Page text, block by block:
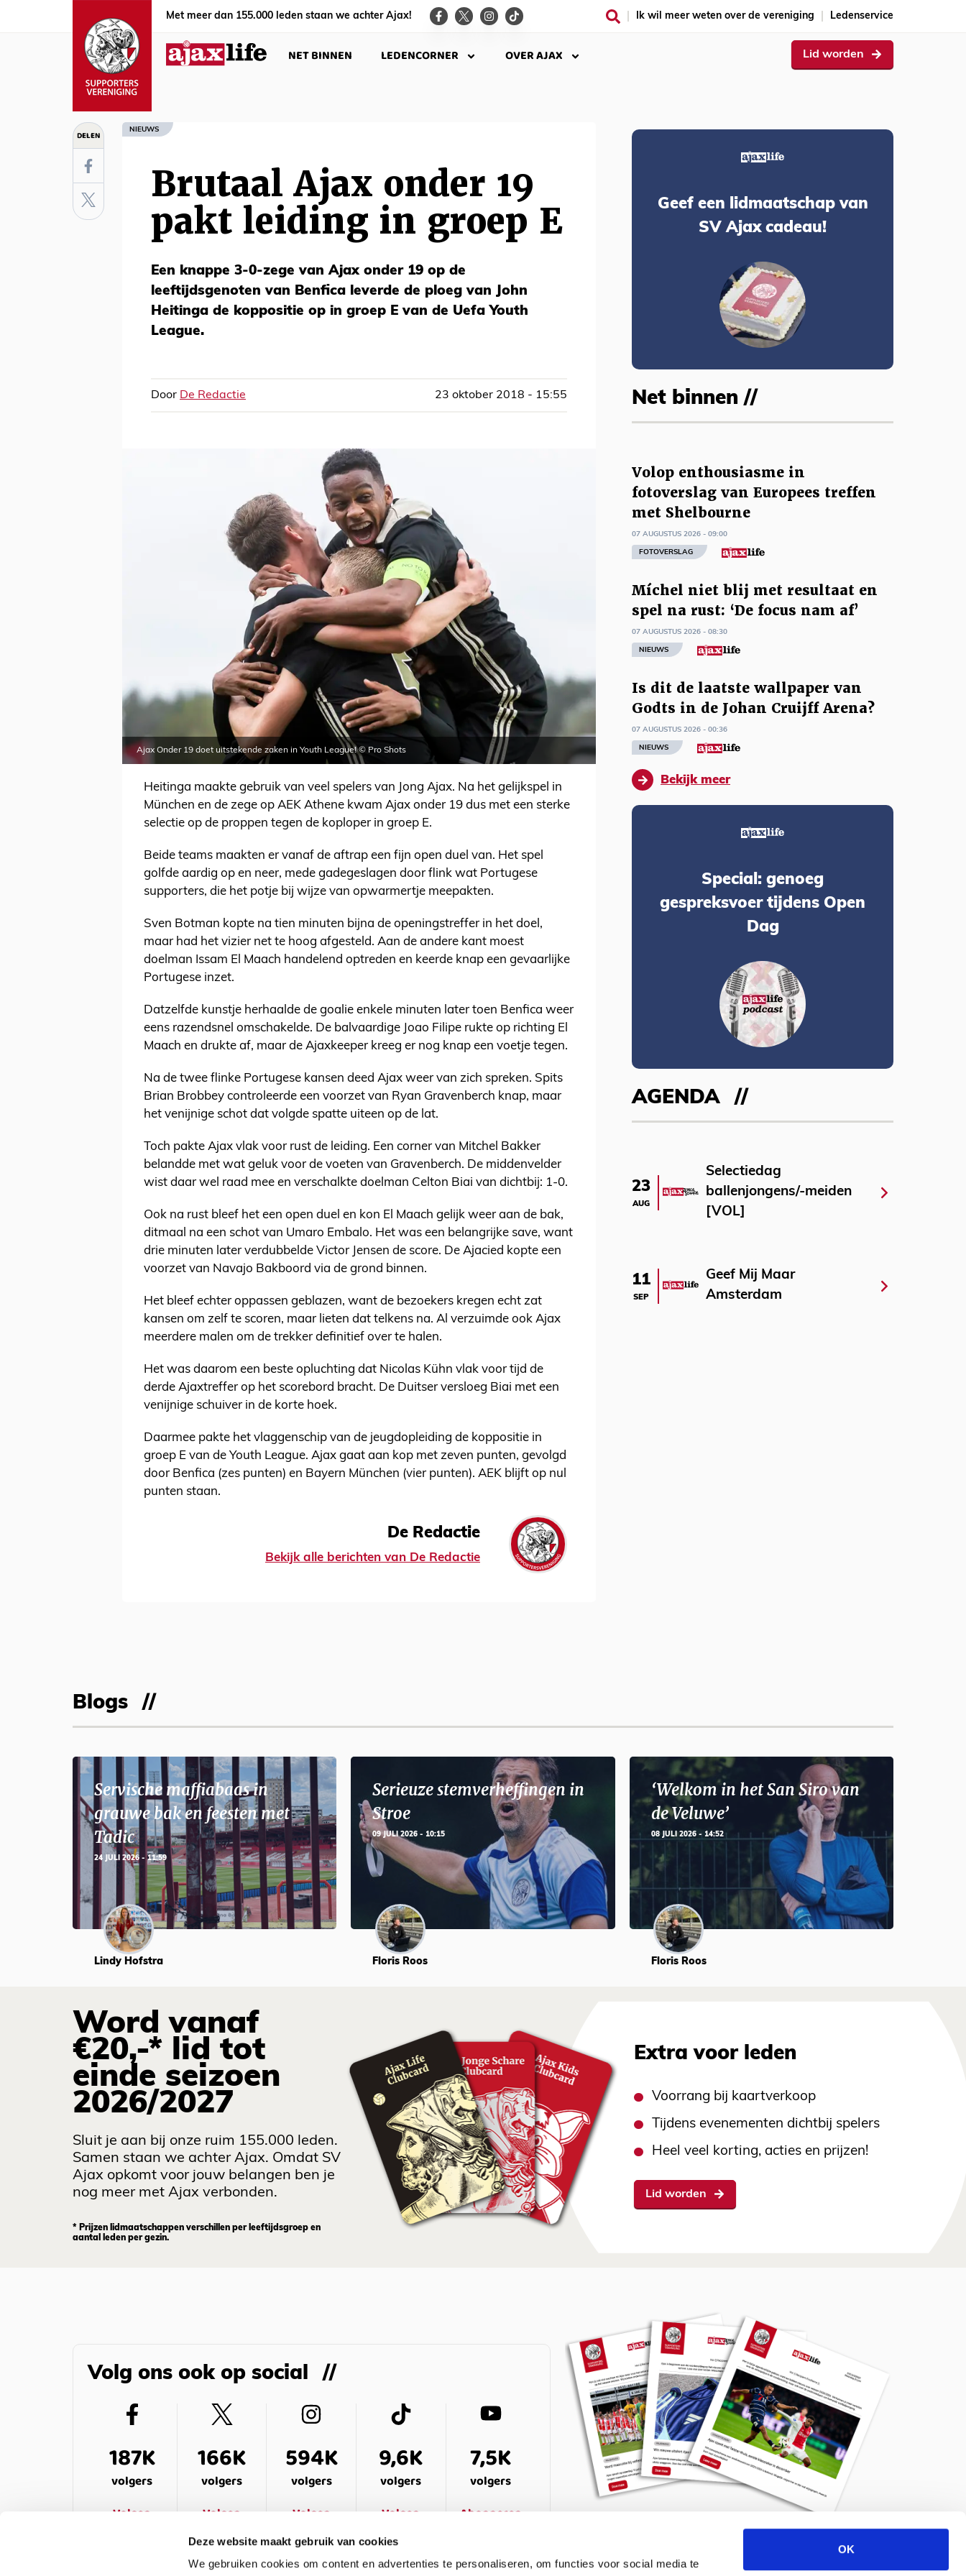
Deze website maakt gebruik van cookies
We gebruiken cookies om content en advertenties te personaliseren, om functies voor social media te
OK
Met meer dan 155.000 leden staan we achter Ajax! Ik wil meer weten over de vereniging Ledenservice
NET BINNEN LEDENCORNER OVER AJAX Lid worden
DELEN NIEUWS
Brutaal Ajax onder 19
pakt leiding in groep E
Een knappe 3-0-zege van Ajax onder 19 op de
leeftijdsgenoten van Benfica leverde de ploeg van John
Heitinga de koppositie op in groep E van de Uefa Youth
League.
Door De Redactie 23 oktober 2018 - 15:55
Ajax Onder 19 doet uitstekende zaken in Youth League! © Pro Shots
Heitinga maakte gebruik van veel spelers van Jong Ajax. Na het gelijkspel in
München en de zege op AEK Athene kwam Ajax onder 19 dus met een sterke
selectie op de proppen tegen de koploper in groep E.
Beide teams maakten er vanaf de aftrap een fijn open duel van. Het spel
golfde aardig op en neer, mede gadegeslagen door flink wat Portugese
supporters, die het potje bij wijze van opwarmertje meepakten.
Sven Botman kopte na tien minuten bijna de openingstreffer in het doel,
maar had het vizier net te hoog afgesteld. Aan de andere kant moest
doelman Issam El Maach handelend optreden en keerde knap een gevaarlijke
Portugese inzet.
Datzelfde kunstje herhaalde de goalie enkele minuten later toen Benfica weer
eens razendsnel omschakelde. De balvaardige Joao Filipe rukte op richting El
Maach en drukte af, maar de Ajaxkeeper kreeg er nog knap een voetje tegen.
Na de twee flinke Portugese kansen deed Ajax weer van zich spreken. Spits
Brian Brobbey controleerde een voorzet van Ryan Gravenberch knap, maar
het venijnige schot dat volgde spatte uiteen op de lat.
Toch pakte Ajax vlak voor rust de leiding. Een corner van Mitchel Bakker
belandde met wat geluk voor de voeten van Gravenberch. De middenvelder
wist daar wel raad mee en verschalkte doelman Celton Biai van dichtbij: 1-0.
Ook na rust bleef het een open duel en kon El Maach gelijk weer aan de bak,
ditmaal na een schot van Umaro Embalo. Het was een belangrijke save, want
drie minuten later verdubbelde Victor Jensen de score. De Ajacied kopte een
voorzet van Navajo Bakboord via de grond binnen.
Het bleef echter oppassen geblazen, want de bezoekers kregen echt zat
kansen om zelf te scoren, maar lieten dat telkens na. Al verzuimde ook Ajax
meerdere malen om de trekker definitief over te halen.
Het was daarom een beste opluchting dat Nicolas Kühn vlak voor tijd de
derde Ajaxtreffer op het scorebord bracht. De Duitser versloeg Biai met een
venijnige schuiver in de korte hoek.
Daarmee pakte het vlaggenschip van de jeugdopleiding de koppositie in
groep E van de Youth League. Ajax gaat aan kop met zeven punten, gevolgd
door Benfica (zes punten) en Bayern München (vier punten). AEK blijft op nul
punten staan.
De Redactie
Bekijk alle berichten van De Redactie
Geef een lidmaatschap van
SV Ajax cadeau!
Net binnen //
Volop enthousiasme in
fotoverslag van Europees treffen
met Shelbourne
07 AUGUSTUS 2026 - 09:00
FOTOVERSLAG
Míchel niet blij met resultaat en
spel na rust: ‘De focus nam af’
07 AUGUSTUS 2026 - 08:30
NIEUWS
Is dit de laatste wallpaper van
Godts in de Johan Cruijff Arena?
07 AUGUSTUS 2026 - 00:36
NIEUWS
Bekijk meer
Special: genoeg
gespreksvoer tijdens Open
Dag
AGENDA
23
AUG
Selectiedag
ballenjongens/-meiden
[VOL]
11
SEP
Geef Mij Maar
Amsterdam
Blogs
Servische maffiabaas in
grauwe bak en feesten met
Tadic
24 JULI 2026 - 11:59
Lindy Hofstra
Serieuze stemverheffingen in
Stroe
09 JULI 2026 - 10:15
Floris Roos
‘Welkom in het San Siro van
de Veluwe’
08 JULI 2026 - 14:52
Floris Roos
Word vanaf
€20,-* lid tot
einde seizoen
2026/2027
Sluit je aan bij onze ruim 155.000 leden.
Samen staan we achter Ajax. Omdat SV
Ajax opkomt voor jouw belangen ben je
nog meer met Ajax verbonden.
* Prijzen lidmaatschappen verschillen per leeftijdsgroep en
aantal leden per gezin.
Extra voor leden
Voorrang bij kaartverkoop
Tijdens evenementen dichtbij spelers
Heel veel korting, acties en prijzen!
Lid worden
Volg ons ook op social
187K
volgers
Volgen
166K
volgers
Volgen
594K
volgers
Volgen
9,6K
volgers
Volgen
7,5K
volgers
Abonneren
Meld je aan voor de nieuwsbrief